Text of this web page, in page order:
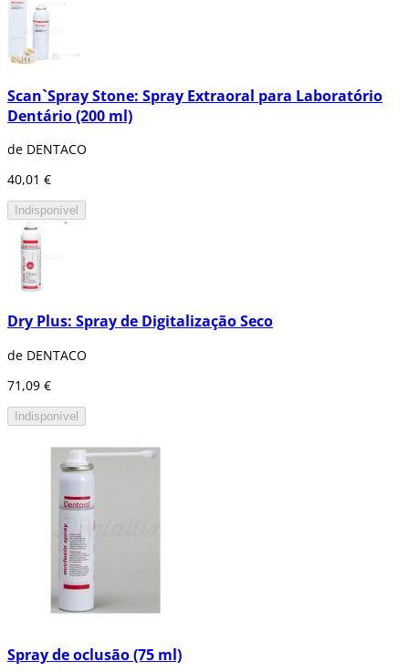
Scan`Spray Stone: Spray Extraoral para Laboratório
Dentário (200 ml)
de DENTACO
40,01 €
Indisponível
Dry Plus: Spray de Digitalização Seco
de DENTACO
71,09 €
Indisponível
Spray de oclusão (75 ml)